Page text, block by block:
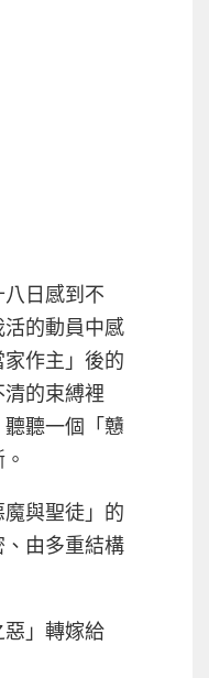
日感到不
的動員中感
作主」後的
的束縛裡
聽一個「戇
與聖徒」的
由多重結構
」轉嫁給